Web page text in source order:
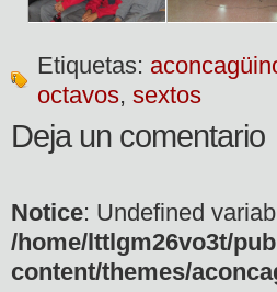
Etiquetas:
octavos, sextos
Deja un comentario
Notice: Undefined
/home/lttlgm26vo3t/
content/themes/